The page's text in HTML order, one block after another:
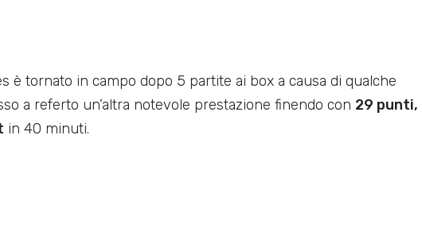
è tornato in campo dopo 5 partite ai box a causa di qualche
a referto un’altra notevole prestazione finendo con 29 punti,
in 40 minuti.